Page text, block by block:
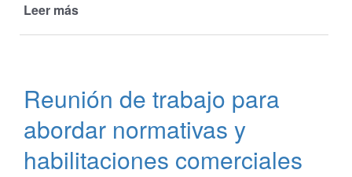
Leer más
manipulación
de
alimentos
estudiantes
Reunión de trabajo para
abordar normativas y
habilitaciones comerciales